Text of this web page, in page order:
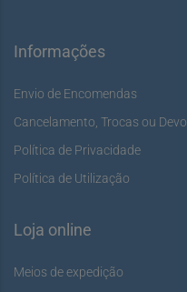
Informações
Envio de Encomendas
Cancelamento, Trocas ou
Política de Privacidade
Política de Utilização
Loja online
Meios de expedição